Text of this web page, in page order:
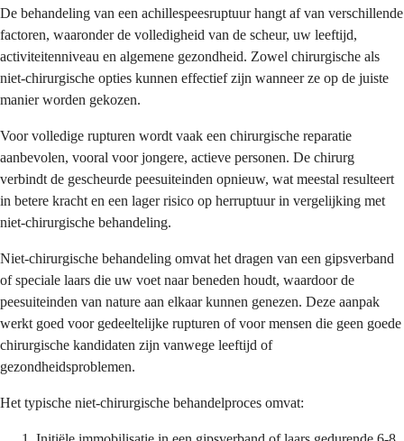
De behandeling van een achillespeesruptuur hangt af van verschillende
factoren, waaronder de volledigheid van de scheur, uw leeftijd,
activiteitenniveau en algemene gezondheid. Zowel chirurgische als
niet-chirurgische opties kunnen effectief zijn wanneer ze op de juiste
manier worden gekozen.
Voor volledige rupturen wordt vaak een chirurgische reparatie
aanbevolen, vooral voor jongere, actieve personen. De chirurg
verbindt de gescheurde peesuiteinden opnieuw, wat meestal resulteert
in betere kracht en een lager risico op herruptuur in vergelijking met
niet-chirurgische behandeling.
Niet-chirurgische behandeling omvat het dragen van een gipsverband
of speciale laars die uw voet naar beneden houdt, waardoor de
peesuiteinden van nature aan elkaar kunnen genezen. Deze aanpak
werkt goed voor gedeeltelijke rupturen of voor mensen die geen goede
chirurgische kandidaten zijn vanwege leeftijd of
gezondheidsproblemen.
Het typische niet-chirurgische behandelproces omvat: